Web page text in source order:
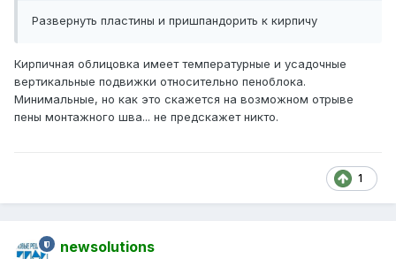
Развернуть пластины и пришпандорить к кирпичу
Кирпичная облицовка имеет температурные и усадочные
вертикальные подвижки относительно пеноблока.
Минимальные, но как это скажется на возможном отрыве
пены монтажного шва... не предскажет никто.
1
newsolutions